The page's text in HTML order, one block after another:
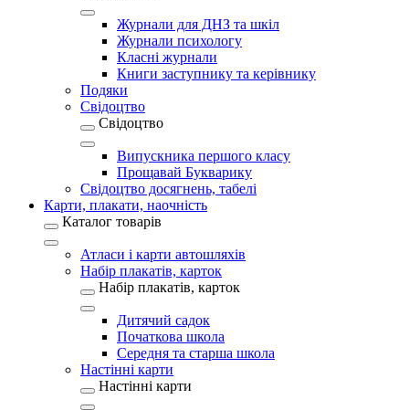
Журнали для ДНЗ та шкіл
Журнали психологу
Класні журнали
Книги заступнику та керівнику
Подяки
Свідоцтво
Свідоцтво
Випускника першого класу
Прощавай Букварику
Свідоцтво досягнень, табелі
Карти, плакати, наочність
Каталог товарів
Атласи і карти автошляхів
Набір плакатів, карток
Набір плакатів, карток
Дитячий садок
Початкова школа
Середня та старша школа
Настінні карти
Настінні карти